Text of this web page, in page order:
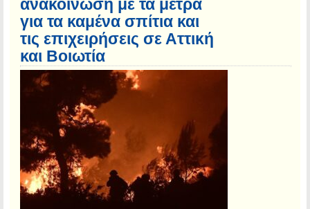
ανακοίνωση με τα μέτρα
για τα καμένα σπίτια και
τις επιχειρήσεις σε Αττική
και Βοιωτία